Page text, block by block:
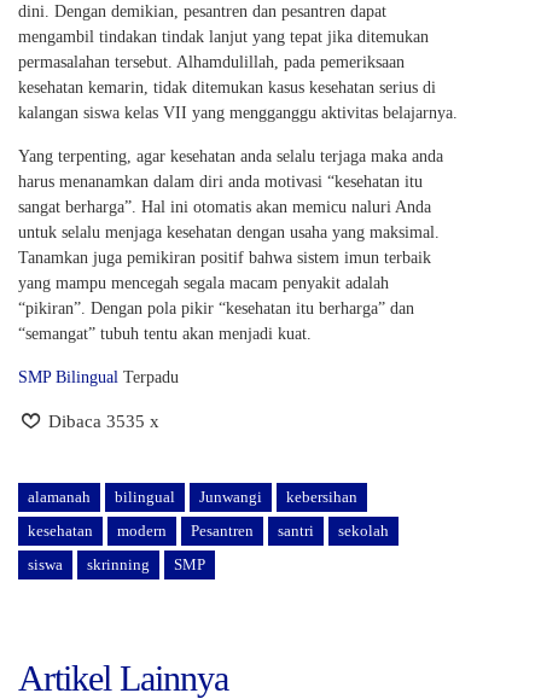
dini. Dengan demikian, pesantren dan pesantren dapat
mengambil tindakan tindak lanjut yang tepat jika ditemukan
permasalahan tersebut. Alhamdulillah, pada pemeriksaan
kesehatan kemarin, tidak ditemukan kasus kesehatan serius di
kalangan siswa kelas VII yang mengganggu aktivitas belajarnya.
Yang terpenting, agar kesehatan anda selalu terjaga maka anda
harus menanamkan dalam diri anda motivasi “kesehatan itu
sangat berharga”. Hal ini otomatis akan memicu naluri Anda
untuk selalu menjaga kesehatan dengan usaha yang maksimal.
Tanamkan juga pemikiran positif bahwa sistem imun terbaik
yang mampu mencegah segala macam penyakit adalah
“pikiran”. Dengan pola pikir “kesehatan itu berharga” dan
“semangat” tubuh tentu akan menjadi kuat.
SMP Bilingual Terpadu
Dibaca 3535 x
alamanah bilingual Junwangi
kebersihan
kesehatan
modern Pesantren santri
sekolah
siswa
skrinning SMP
Artikel Lainnya